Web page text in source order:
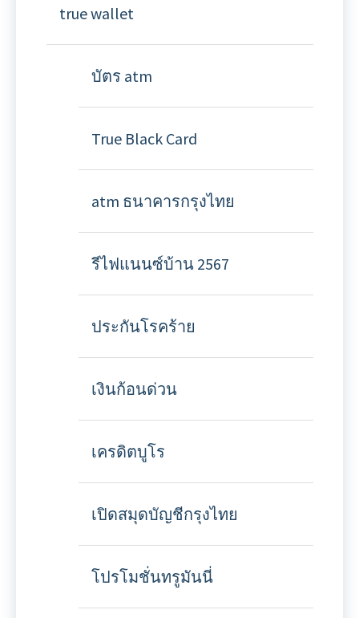
true wallet
บัตร atm
True Black Card
atm ธนาคารกรุงไทย
รีไฟแนนซ์บ้าน 2567
ประกันโรคร้าย
เงินก้อนด่วน
เครดิตบูโร
เปิดสมุดบัญชีกรุงไทย
โปรโมชั่นทรูมันนี่